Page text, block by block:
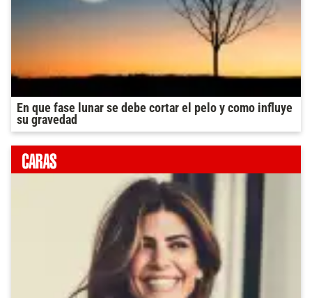
En que fase lunar se debe cortar el pelo y como influye
su gravedad